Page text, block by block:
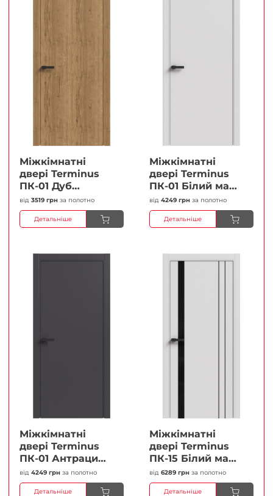
Міжкімнатні
двері Terminus
ПК-01 Дуб
античний Глухі
Плівка
від 3519 грн за полотно
Детальніше
Міжкімнатні
двері Terminus
ПК-01 Білий мат
(Термінус) Глухі
Плівка
від 4249 грн за полотно
Детальніше
Міжкімнатні
двері Terminus
ПК-01 Антрацит
(п/п) Глухі
Плівка
від 4249 грн за полотно
Детальніше
Міжкімнатні
двері Terminus
ПК-15 Білий мат
(Термінус) Чорне
скло Плівка
від 6289 грн за полотно
Детальніше